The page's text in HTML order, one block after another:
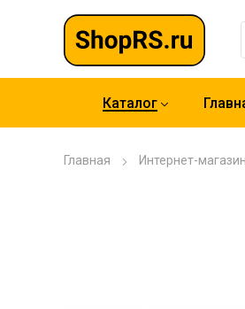
Каталог
Главная Интернет-